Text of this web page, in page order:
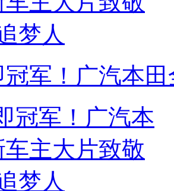
冠军！广汽本田